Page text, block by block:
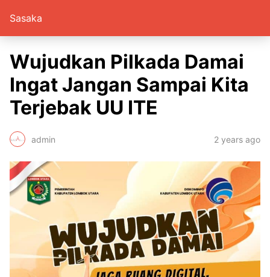
Sasaka
Wujudkan Pilkada Damai
Ingat Jangan Sampai Kita
Terjebak UU ITE
admin 2 years ago